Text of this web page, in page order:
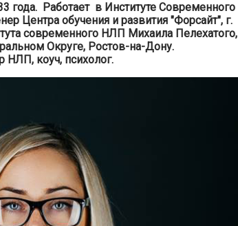
Работает в Институте Современного
Центра обучения и развития "Форсайт", г.
современного НЛП Михаила Пелехатого,
Округе, Ростов-на-Дону.
НЛП, коуч, психолог.